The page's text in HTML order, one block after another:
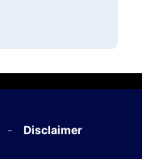
Disclaimer